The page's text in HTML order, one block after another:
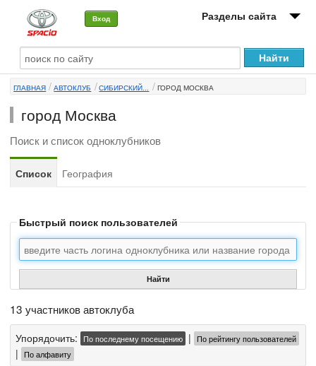
Вход Разделы сайта
О машине
Автоклуб
Форумы
Сервисы и услуги
ГЛАВНАЯ АВТОКЛУБ СИБИРСКИЙ... ГОРОД МОСКВА
город Москва
Поиск и список одноклубников
Список География
Быстрый поиск пользователей
Найти
13 участников автоклуба
Упорядочить: По последнему посещению | По рейтингу пользователей
| По алфавиту